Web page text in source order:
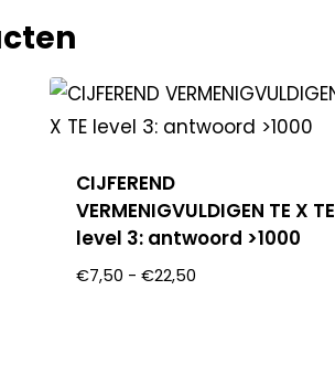
CIJFEREND
VERMENIGVULDIGEN TE X TE
level 3: antwoord >1000
€7,50 - €22,50